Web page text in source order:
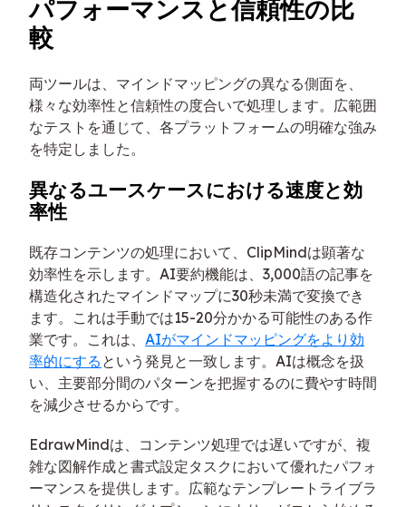
パフォーマンスと信頼性の比
較
両ツールは、マインドマッピングの異なる側面を、
様々な効率性と信頼性の度合いで処理します。広範囲
なテストを通じて、各プラットフォームの明確な強み
を特定しました。
異なるユースケースにおける速度と効
率性
既存コンテンツの処理において、ClipMindは顕著な
効率性を示します。AI要約機能は、3,000語の記事を
構造化されたマインドマップに30秒未満で変換でき
ます。これは手動では15-20分かかる可能性のある作
業です。これは、 AIがマインドマッピングをより効
率的にする という発見と一致します。AIは概念を扱
い、主要部分間のパターンを把握するのに費やす時間
を減少させるからです。
EdrawMindは、コンテンツ処理では遅いですが、複
雑な図解作成と書式設定タスクにおいて優れたパフォ
ーマンスを提供します。広範なテンプレートライブラ